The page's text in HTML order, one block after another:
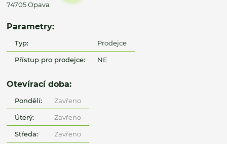
74705 Opava
Parametry:
Typ: Prodejce
Přístup pro prodejce: NE
Otevírací doba:
Pondělí: Zavřeno
Úterý: Zavřeno
Středa: Zavřeno